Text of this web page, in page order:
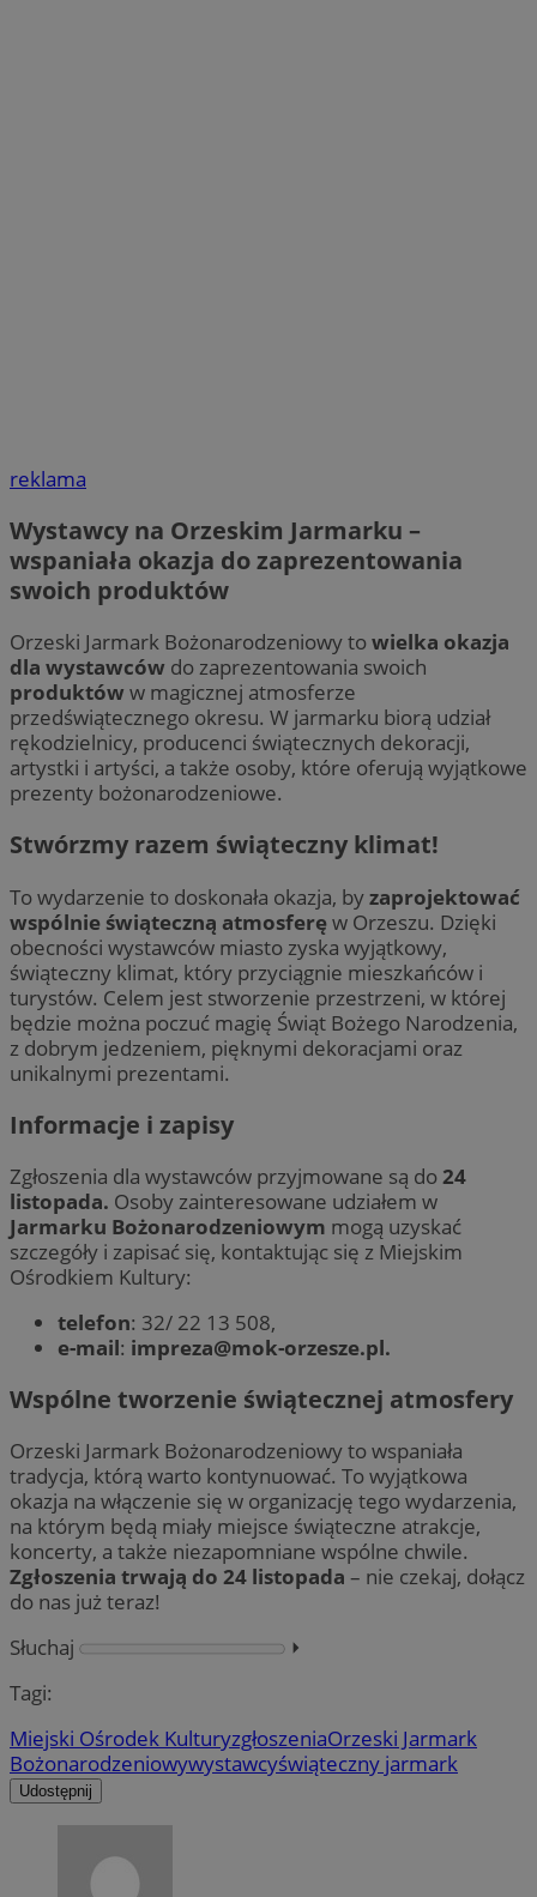
reklama
Wystawcy na Orzeskim Jarmarku –
wspaniała okazja do zaprezentowania
swoich produktów
Orzeski Jarmark Bożonarodzeniowy towielka okazja
dla wystawców do zaprezentowania swoich
produktów w magicznej atmosferze
przedświątecznego okresu. W jarmarku biorą udział
rękodzielnicy, producenci świątecznych dekoracji,
artystki i artyści, a także osoby, które oferują wyjątkowe
prezenty bożonarodzeniowe.
Stwórzmy razem świąteczny klimat!
To wydarzenie to doskonała okazja, byzaprojektować
wspólnie świąteczną atmosferęw Orzeszu. Dzięki
obecności wystawców miasto zyska wyjątkowy,
świąteczny klimat, który przyciągnie mieszkańców i
turystów. Celem jest stworzenie przestrzeni, w której
będzie można poczuć magię Świąt Bożego Narodzenia,
z dobrym jedzeniem, pięknymi dekoracjami oraz
unikalnymi prezentami.
Informacje i zapisy
Zgłoszenia dla wystawców przyjmowane są do24
listopada. Osoby zainteresowane udziałem w
Jarmarku Bożonarodzeniowym mogą uzyskać
szczegóły i zapisać się, kontaktując się z Miejskim
Ośrodkiem Kultury:
telefon: 32/ 22 13 508,
e-mail: impreza@mok-orzesze.pl.
Wspólne tworzenie świątecznej atmosfery
Orzeski Jarmark Bożonarodzeniowy to wspaniała
tradycja, którą warto kontynuować. To wyjątkowa
okazja na włączenie się w organizację tego wydarzenia,
na którym będą miały miejsce świąteczne atrakcje,
koncerty, a także niezapomniane wspólne chwile.
Zgłoszenia trwają do 24 listopada – nie czekaj, dołącz
do nas już teraz!
Słuchaj
⏵︎
Tagi:
Miejski Ośrodek KulturyzgłoszeniaOrzeski Jarmark
Bożonarodzeniowywystawcyświąteczny jarmark
Udostępnij